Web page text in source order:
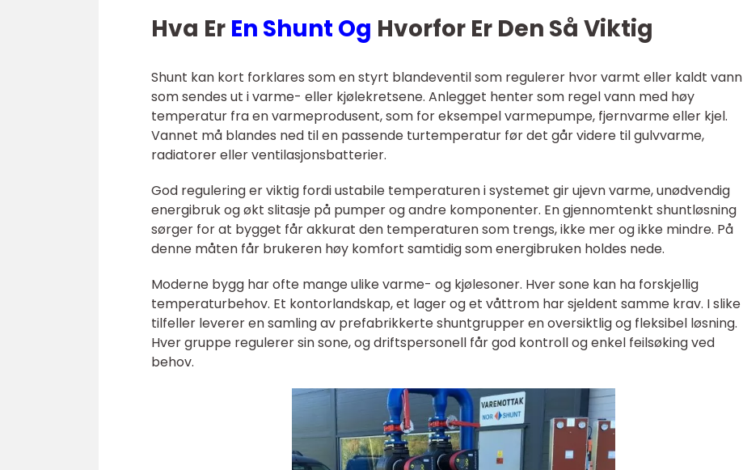
Hva Er En Shunt Og Hvorfor Er Den Så Viktig
Shunt kan kort forklares som en styrt blandeventil som regulerer hvor varmt eller kaldt vann
som sendes ut i varme- eller kjølekretsene. Anlegget henter som regel vann med høy
temperatur fra en varmeprodusent, som for eksempel varmepumpe, fjernvarme eller kjel.
Vannet må blandes ned til en passende turtemperatur før det går videre til gulvvarme,
radiatorer eller ventilasjonsbatterier.
God regulering er viktig fordi ustabile temperaturen i systemet gir ujevn varme, unødvendig
energibruk og økt slitasje på pumper og andre komponenter. En gjennomtenkt shuntløsning
sørger for at bygget får akkurat den temperaturen som trengs, ikke mer og ikke mindre. På
denne måten får brukeren høy komfort samtidig som energibruken holdes nede.
Moderne bygg har ofte mange ulike varme- og kjølesoner. Hver sone kan ha forskjellig
temperaturbehov. Et kontorlandskap, et lager og et våttrom har sjeldent samme krav. I slike
tilfeller leverer en samling av prefabrikkerte shuntgrupper en oversiktlig og fleksibel løsning.
Hver gruppe regulerer sin sone, og driftspersonell får god kontroll og enkel feilsøking ved
behov.